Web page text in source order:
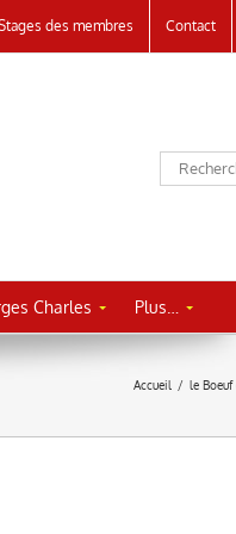
des membres Contact
Charles Plus…
Accueil / le Boeuf